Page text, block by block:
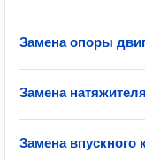
Замена опоры
Замена
Замена впускного